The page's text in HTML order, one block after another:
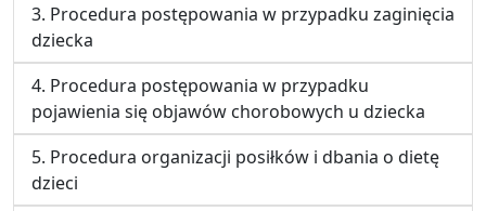
3. Procedura postępowania w przypadku zaginięcia
dziecka
4. Procedura postępowania w przypadku
pojawienia się objawów chorobowych u dziecka
5. Procedura organizacji posiłków i dbania o dietę
dzieci